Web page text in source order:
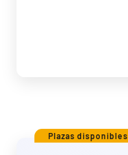
Plazas disponibles